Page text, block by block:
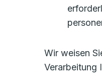
Wir weisen
Verarbeitung